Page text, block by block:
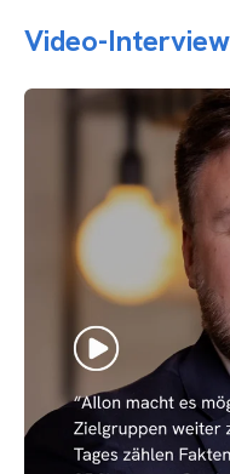
Video-